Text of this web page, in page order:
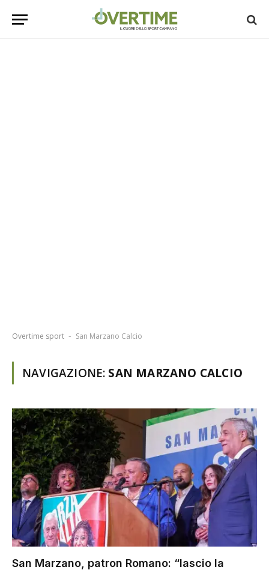
Overtime sport - San Marzano Calcio
NAVIGAZIONE: SAN MARZANO CALCIO
San Marzano, patron Romano: “lascio la